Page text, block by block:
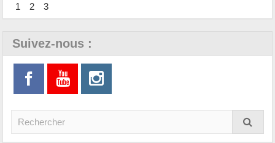
1 2 3
Suivez-nous :